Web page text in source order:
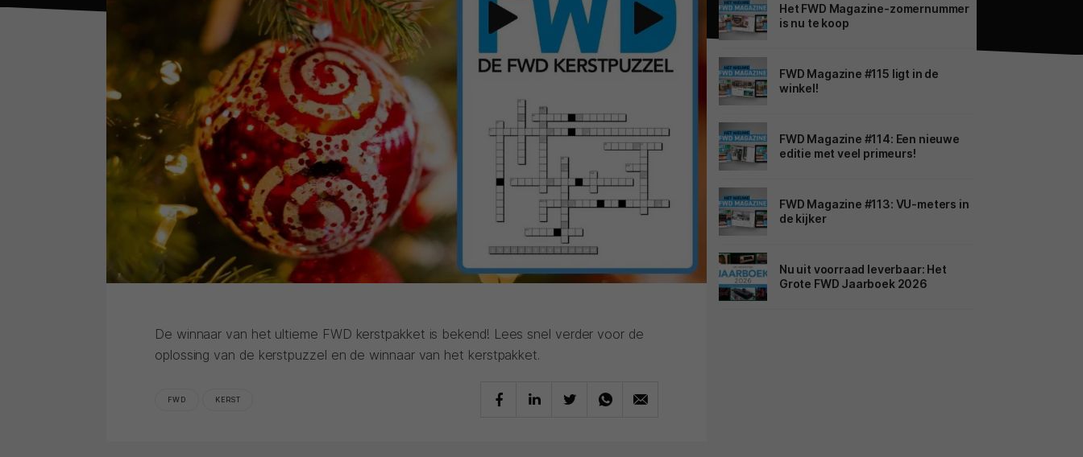
De winnaar van het ultieme FWD kerstpakket is bekend! Lees snel verder voor de
oplossing van de kerstpuzzel en de winnaar van het kerstpakket.
FWD KERST
Het FWD Magazine-zomernummer
is nu te koop
FWD Magazine #115 ligt in de
winkel!
FWD Magazine #114: Een nieuwe
editie met veel primeurs!
FWD Magazine #113: VU-meters in
de kijker
Nu uit voorraad leverbaar: Het
Grote FWD Jaarboek 2026